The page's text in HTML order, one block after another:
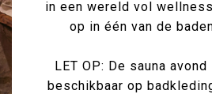
in een wereld vol
op in één van de
LET OP: De sauna
beschikbaar op